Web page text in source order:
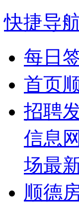
快捷导
每日
首页
招聘
信息
场最
顺德